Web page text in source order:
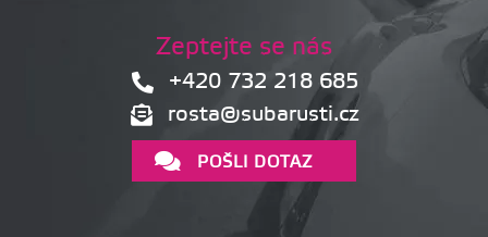
Zeptejte se nás
+420 732 218 685
rosta@subarusti.cz
POŠLI DOTAZ